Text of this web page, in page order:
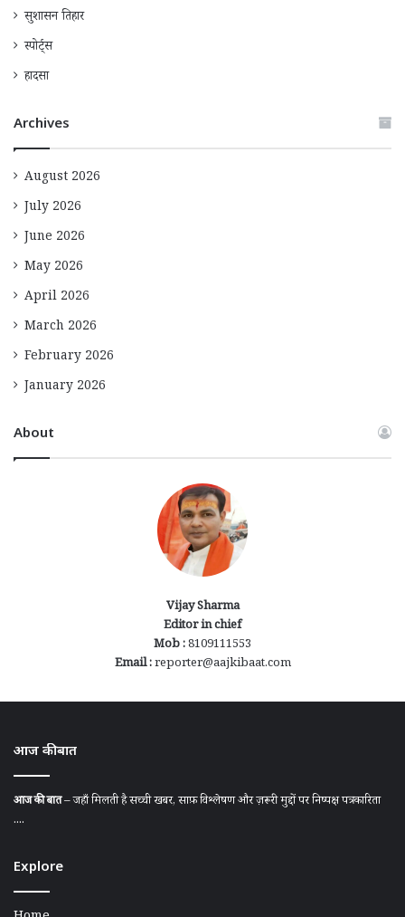
सुशासन तिहार
स्पोर्ट्स
हादसा
Archives
August 2026
July 2026
June 2026
May 2026
April 2026
March 2026
February 2026
January 2026
About
Vijay Sharma
Editor in chief
Mob :8109111553
Email :reporter@aajkibaat.com
आज की बात
आज की बात– जहाँ मिलती है सच्ची खबर, साफ़ विश्लेषण और ज़रूरी मुद्दों पर निष्पक्ष पत्रकारिता
....
Explore